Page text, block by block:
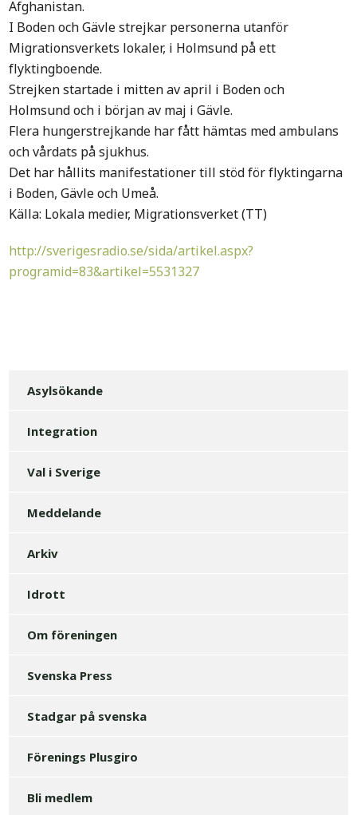
Afghanistan.
I Boden och Gävle strejkar personerna utanför
Migrationsverkets lokaler, i Holmsund på ett
flyktingboende.
Strejken startade i mitten av april i Boden och
Holmsund och i början av maj i Gävle.
Flera hungerstrejkande har fått hämtas med ambulans
och vårdats på sjukhus.
Det har hållits manifestationer till stöd för flyktingarna
i Boden, Gävle och Umeå.
Källa: Lokala medier, Migrationsverket (TT)
http://sverigesradio.se/sida/artikel.aspx?
programid=83&artikel=5531327
Asylsökande
Integration
Val i Sverige
Meddelande
Arkiv
Idrott
Om föreningen
Svenska Press
Stadgar på svenska
Förenings Plusgiro
Bli medlem